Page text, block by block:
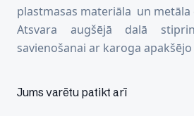
plastmasas materiāla un metāla
Atsvara augšējā dalā
savienošanai ar karoga
Jums varētu patikt arī